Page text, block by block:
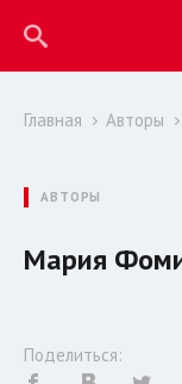
Главная Авторы
АВТОРЫ
Мария
Поделиться: